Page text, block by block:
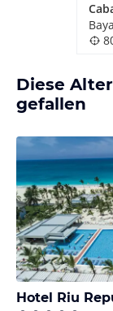
Diese
gefallen
Hotel Riu